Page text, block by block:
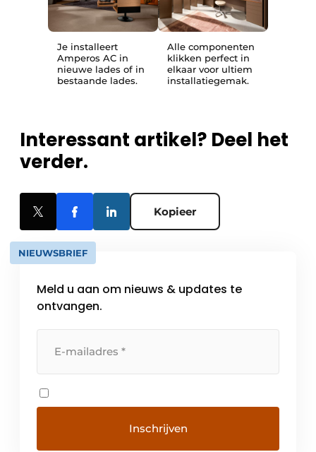
Je installeert
Amperos AC in
nieuwe lades of in
bestaande lades.
Alle componenten
klikken perfect in
elkaar voor ultiem
installatiegemak.
Interessant artikel? Deel het
verder.
Kopieer
NIEUWSBRIEF
Meld u aan om nieuws & updates te
ontvangen.